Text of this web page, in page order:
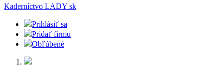
Kaderníctvo LADY sk
Prihlásiť sa
Pridať firmu
Obľúbené